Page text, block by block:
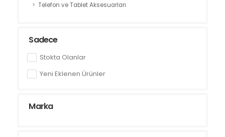
Telefon ve Tablet Aksesuarları
Sadece
Stokta Olanlar
Yeni Eklenen Ürünler
Marka